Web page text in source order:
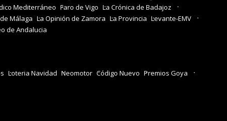
Mediterráneo Faro de Vigo La Crónica de Badajoz
Málaga La Opinión de Zamora La Provincia Levante-EMV
de Andalucia
Loteria Navidad Neomotor Código Nuevo Premios Goya